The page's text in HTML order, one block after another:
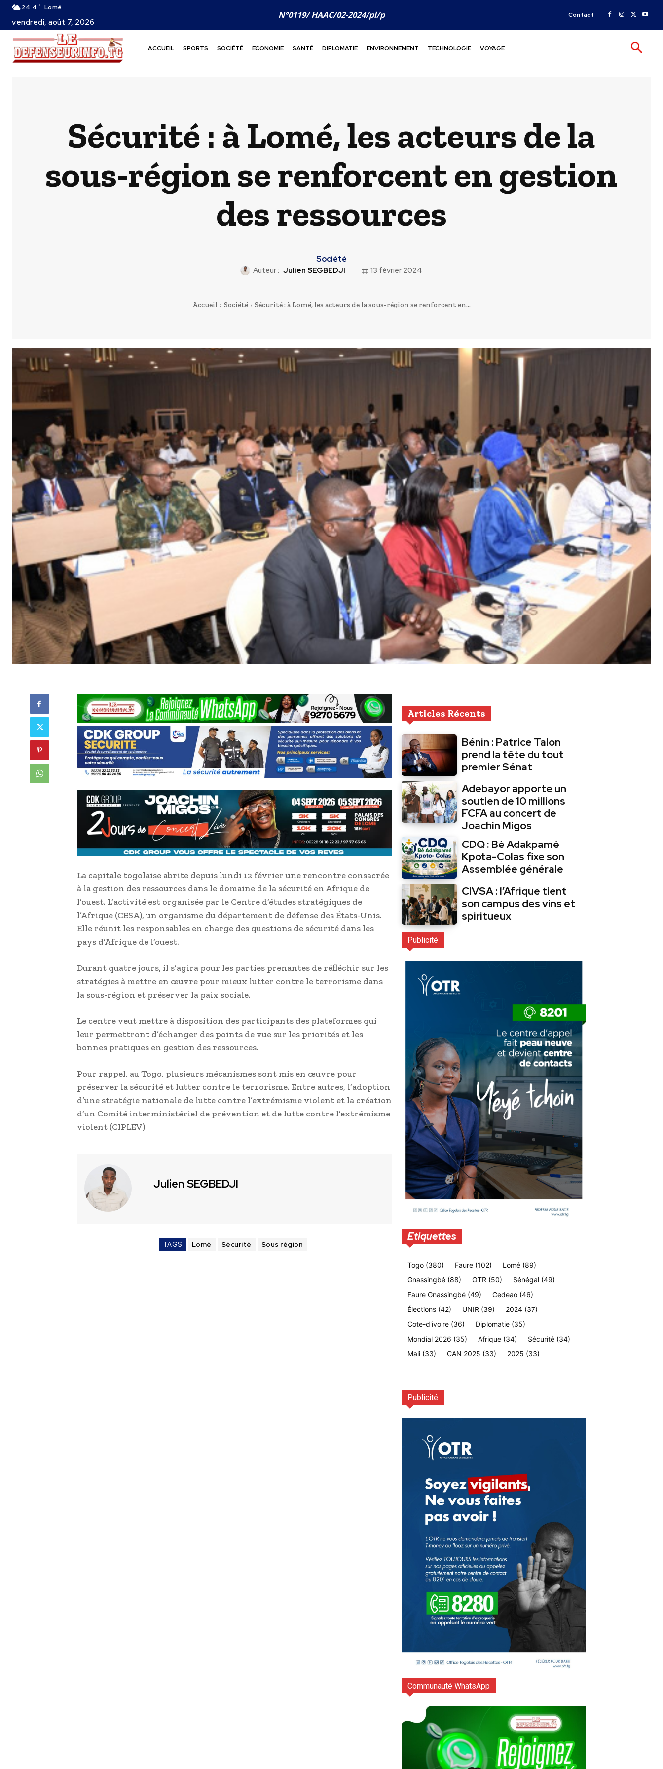
24.4 C Lomé
vendredi, août 7, 2026
N°0119/ HAAC/02-2024/pl/p Contact
ACCUEIL SPORTS SOCIÉTÉ ECONOMIE SANTÉ DIPLOMATIE ENVIRONNEMENT TECHNOLOGIE VOYAGE
Sécurité : à Lomé, les acteurs de la
sous-région se renforcent en gestion
des ressources
Société
Auteur : Julien SEGBEDJI 13 février 2024
Accueil Société Sécurité : à Lomé, les acteurs de la sous-région se renforcent en...
La capitale togolaise abrite depuis lundi 12 février une rencontre consacrée
à la gestion des ressources dans le domaine de la sécurité en Afrique de
l’ouest. L’activité est organisée par le Centre d’études stratégiques de
l’Afrique (CESA), un organisme du département de défense des États-Unis.
Elle réunit les responsables en charge des questions de sécurité dans les
pays d’Afrique de l’ouest.
Durant quatre jours, il s’agira pour les parties prenantes de réfléchir sur les
stratégies à mettre en œuvre pour mieux lutter contre le terrorisme dans
la sous-région et préserver la paix sociale.
Le centre veut mettre à disposition des participants des plateformes qui
leur permettront d’échanger des points de vue sur les priorités et les
bonnes pratiques en gestion des ressources.
Pour rappel, au Togo, plusieurs mécanismes sont mis en œuvre pour
préserver la sécurité et lutter contre le terrorisme. Entre autres, l’adoption
d’une stratégie nationale de lutte contre l’extrémisme violent et la création
d’un Comité interministériel de prévention et de lutte contre l’extrémisme
violent (CIPLEV)
Julien SEGBEDJI
TAGS Lomé Sécurité Sous région
Articles Récents
Bénin : Patrice Talon
prend la tête du tout
premier Sénat
Adebayor apporte un
soutien de 10 millions
FCFA au concert de
Joachin Migos
CDQ : Bè Adakpamé
Kpota-Colas fixe son
Assemblée générale
CIVSA : l’Afrique tient
son campus des vins et
spiritueux
Publicité
Etiquettes
Togo (380) Faure (102) Lomé (89)
Gnassingbé (88) OTR (50) Sénégal (49)
Faure Gnassingbé (49) Cedeao (46)
Élections (42) UNIR (39) 2024 (37)
Cote-d'ivoire (36) Diplomatie (35)
Mondial 2026 (35) Afrique (34) Sécurité (34)
Mali (33) CAN 2025 (33) 2025 (33)
Publicité
Communauté WhatsApp